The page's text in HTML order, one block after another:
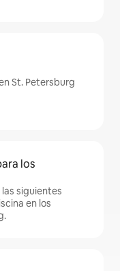
St. Petersburg
los
siguientes
en los